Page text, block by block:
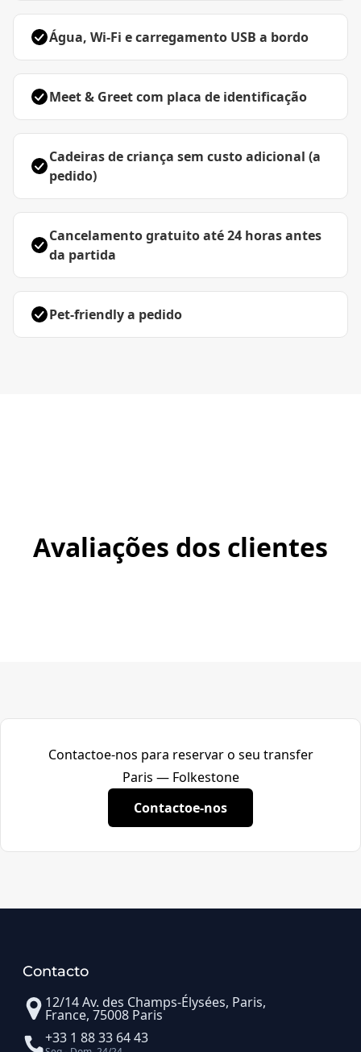
Água, Wi-Fi e carregamento USB a bordo
Meet & Greet com placa de identificação
Cadeiras de criança sem custo adicional (a
pedido)
Cancelamento gratuito até 24 horas antes
da partida
Pet-friendly a pedido
Avaliações dos clientes
Contactoe-nos para reservar o seu transfer
Paris — Folkestone
Contactoe-nos
Contacto
12/14 Av. des Champs-Élysées, Paris,
France, 75008 Paris
+33 1 88 33 64 43